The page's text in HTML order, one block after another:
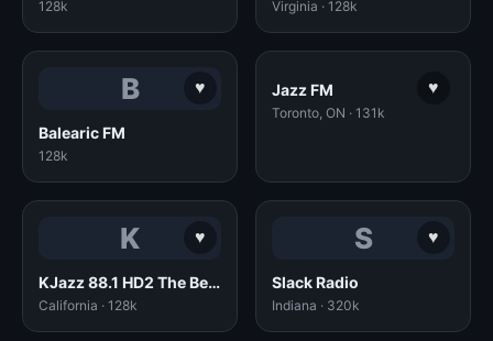
128k Virginia · 128k
♥
B
Balearic FM
128k
♥
Jazz FM
Toronto, ON · 131k
♥
K
KJazz 88.1 HD2 The Bebop Channel
California · 128k
♥
S
Slack Radio
Indiana · 320k